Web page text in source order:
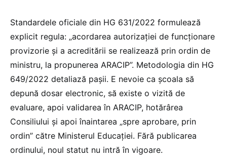
Standardele oficiale din HG 631/2022 formulează
explicit regula: „acordarea autorizației de funcționare
provizorie și a acreditării se realizează prin ordin de
ministru, la propunerea ARACIP”. Metodologia din HG
649/2022 detaliază pașii. E nevoie ca școala să
depună dosar electronic, să existe o vizită de
evaluare, apoi validarea în ARACIP, hotărârea
Consiliului și apoi înaintarea „spre aprobare, prin
ordin” către Ministerul Educației. Fără publicarea
ordinului, noul statut nu intră în vigoare.